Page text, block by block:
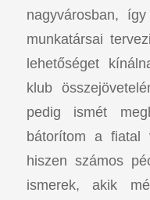
nagyvárosban,
munkatársai
lehetőséget
klub
pedig ismét
bátorítom a fiatal
hiszen számos
ismerek, akik